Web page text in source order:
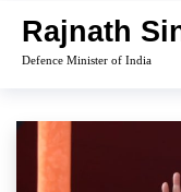
content
Rajnath
Defence Minister of India